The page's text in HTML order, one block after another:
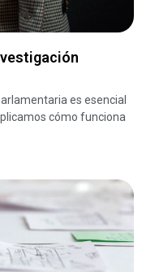
es esencial
cómo funciona